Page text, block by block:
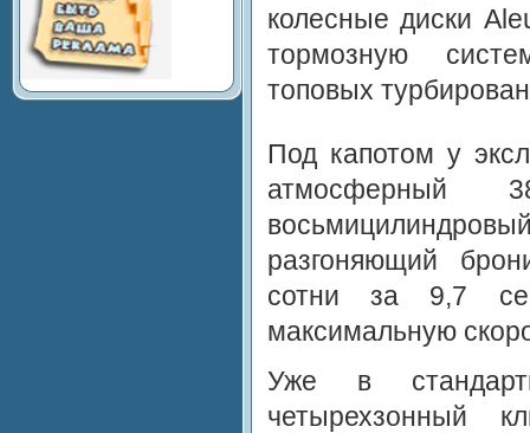
колесные диски
тормозную
топовых
Под капотом у
атмосферный
разгоняющий
сотни за 9,7
максимальную
Уже в
четырехзонный